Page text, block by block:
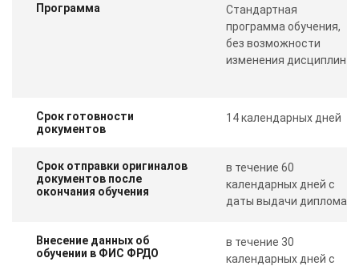
Программа
Стандартная
программа обучения,
без возможности
изменения дисциплин
Срок готовности
документов
14 календарных дней
Срок отправки оригиналов
документов после
окончания обучения
в течение 60
календарных дней с
даты выдачи диплома
Внесение данных об
обучении в ФИС ФРДО
в течение 30
календарных дней с